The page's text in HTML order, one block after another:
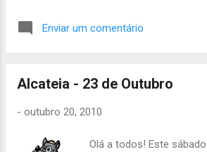
Enviar um comentário
Alcateia - 23 de Outubro
- outubro 20, 2010
Olá a todos! Este